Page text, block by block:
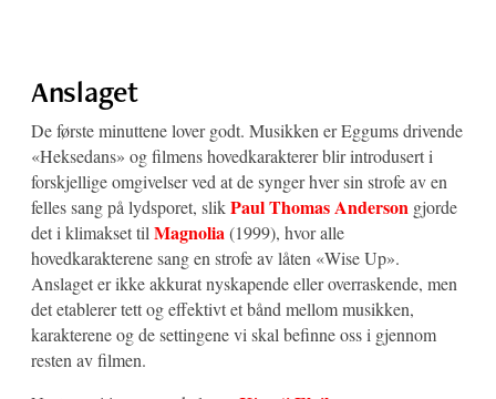
Anslaget
De første minuttene lover godt. Musikken er Eggums drivende
«Heksedans» og filmens hovedkarakterer blir introdusert i
forskjellige omgivelser ved at de synger hver sin strofe av en
felles sang på lydsporet, slikPaul Thomas Anderson gjorde
det i klimakset til Magnolia(1999), hvor alle
hovedkarakterene sang en strofe av låten «Wise Up».
Anslaget er ikke akkurat nyskapende eller overraskende, men
det etablerer tett og effektivt et bånd mellom musikken,
karakterene og de settingene vi skal befinne oss i gjennom
resten av filmen.